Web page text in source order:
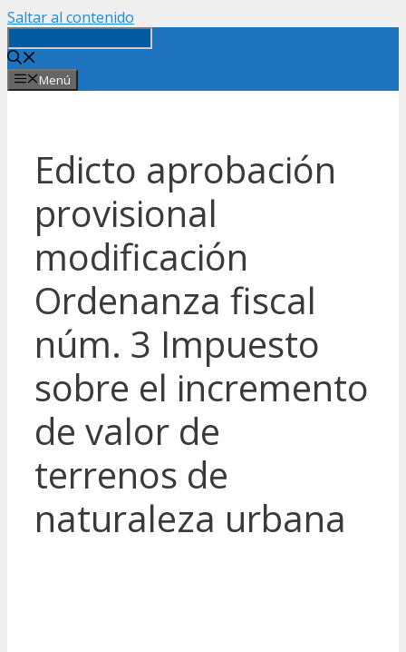
Saltar al contenido
Menú
Edicto aprobación
provisional
modificación
Ordenanza fiscal
núm. 3 Impuesto
sobre el incremento
de valor de
terrenos de
naturaleza urbana